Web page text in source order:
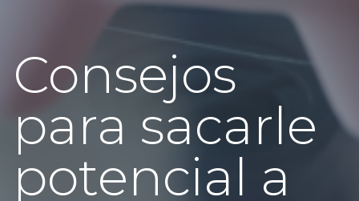
Consejos
para sacarle
potencial a